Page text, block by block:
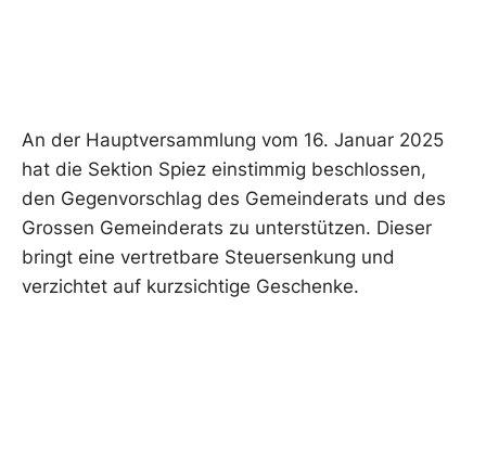
An der Hauptversammlung vom 16. Januar 2025
hat die Sektion Spiez einstimmig beschlossen,
den Gegenvorschlag des Gemeinderats und des
Grossen Gemeinderats zu unterstützen. Dieser
bringt eine vertretbare Steuersenkung und
verzichtet auf kurzsichtige Geschenke.